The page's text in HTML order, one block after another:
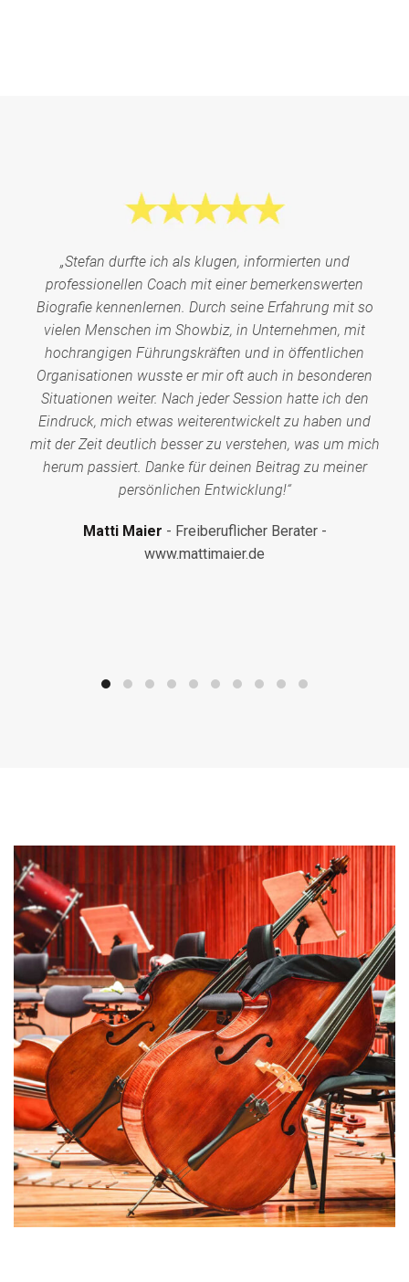
„Stefan durfte ich als klugen, informierten und
professionellen Coach mit einer bemerkenswerten
Biografie kennenlernen. Durch seine Erfahrung mit so
vielen Menschen im Showbiz, in Unternehmen, mit
hochrangigen Führungskräften und in öffentlichen
Organisationen wusste er mir oft auch in besonderen
Situationen weiter. Nach jeder Session hatte ich den
Eindruck, mich etwas weiterentwickelt zu haben und
mit der Zeit deutlich besser zu verstehen, was um mich
herum passiert. Danke für deinen Beitrag zu meiner
persönlichen Entwicklung!“
Matti Maier
Freiberuflicher Berater -
www.mattimaier.de